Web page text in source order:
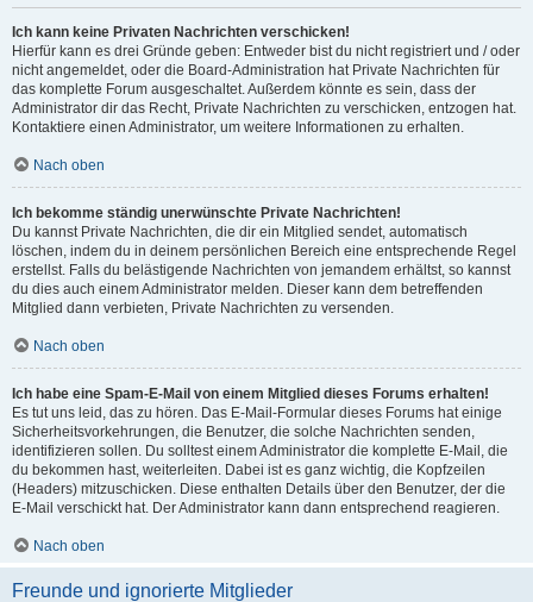
Ich kann keine Privaten Nachrichten verschicken!
Hierfür kann es drei Gründe geben: Entweder bist du nicht registriert und / oder
nicht angemeldet, oder die Board-Administration hat Private Nachrichten für
das komplette Forum ausgeschaltet. Außerdem könnte es sein, dass der
Administrator dir das Recht, Private Nachrichten zu verschicken, entzogen hat.
Kontaktiere einen Administrator, um weitere Informationen zu erhalten.
Nach oben
Ich bekomme ständig unerwünschte Private Nachrichten!
Du kannst Private Nachrichten, die dir ein Mitglied sendet, automatisch
löschen, indem du in deinem persönlichen Bereich eine entsprechende Regel
erstellst. Falls du belästigende Nachrichten von jemandem erhältst, so kannst
du dies auch einem Administrator melden. Dieser kann dem betreffenden
Mitglied dann verbieten, Private Nachrichten zu versenden.
Nach oben
Ich habe eine Spam-E-Mail von einem Mitglied dieses Forums erhalten!
Es tut uns leid, das zu hören. Das E-Mail-Formular dieses Forums hat einige
Sicherheitsvorkehrungen, die Benutzer, die solche Nachrichten senden,
identifizieren sollen. Du solltest einem Administrator die komplette E-Mail, die
du bekommen hast, weiterleiten. Dabei ist es ganz wichtig, die Kopfzeilen
(Headers) mitzuschicken. Diese enthalten Details über den Benutzer, der die
E-Mail verschickt hat. Der Administrator kann dann entsprechend reagieren.
Nach oben
Freunde und ignorierte Mitglieder